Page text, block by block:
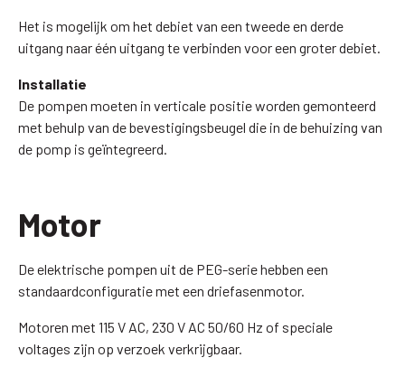
Het is mogelijk om het debiet van een tweede en derde
uitgang naar één uitgang te verbinden voor een groter debiet.
Installatie
De pompen moeten in verticale positie worden gemonteerd
met behulp van de bevestigingsbeugel die in de behuizing van
de pomp is geïntegreerd.
Motor
De elektrische pompen uit de PEG-serie hebben een
standaardconfiguratie met een driefasenmotor.
Motoren met 115 V AC, 230 V AC 50/60 Hz of speciale
voltages zijn op verzoek verkrijgbaar.